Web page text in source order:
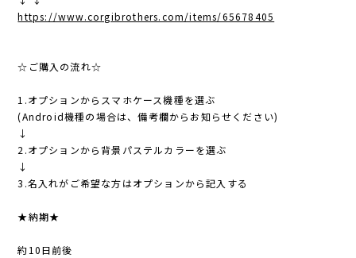
https://www.corgibrothers.com/items/65678405
☆ご購入の流れ☆
1.オプションからスマホケース機種を選ぶ
(Android機種の場合は、備考欄からお知らせください)
↓
2.オプションから背景パステルカラーを選ぶ
↓
3.名入れがご希望な方はオプションから記入する
★納期★
約10日前後